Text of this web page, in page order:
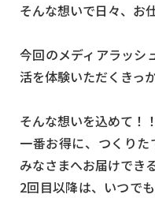
そんな想いで日々、お
今回のメディアラッシ
活を体験いただくきっ
そんな想いを込めて！！
一番お得に、つくりた
みなさまへお届けでき
2回目以降は、いつで